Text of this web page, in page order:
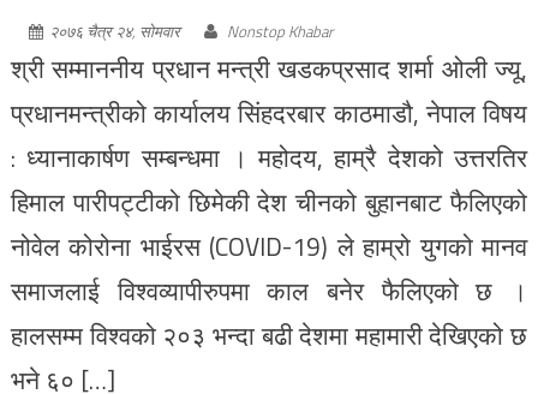
२०७६ चैत्र २४, सोमवार Nonstop Khabar
श्री सम्माननीय प्रधान मन्त्री खडकप्रसाद शर्मा ओली ज्यू,
प्रधानमन्त्रीको कार्यालय सिंहदरबार काठमाडौ, नेपाल विषय
: ध्यानाकार्षण सम्बन्धमा । महोदय, हाम्रै देशको उत्तरतिर
हिमाल पारीपट्टीको छिमेकी देश चीनको बुहानबाट फैलिएको
नोवेल कोरोना भाईरस (COVID-19) ले हाम्रो युगको मानव
समाजलाई विश्वव्यापीरुपमा काल बनेर फैलिएको छ ।
हालसम्म विश्वको २०३ भन्दा बढी देशमा महामारी देखिएको छ
भने ६० […]